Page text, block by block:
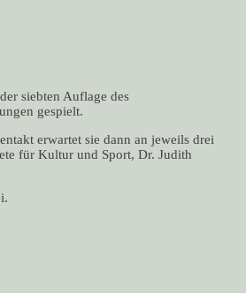
siebten Auflage des
gespielt.
erwartet sie dann an jeweils drei
für Kultur und Sport, Dr. Judith